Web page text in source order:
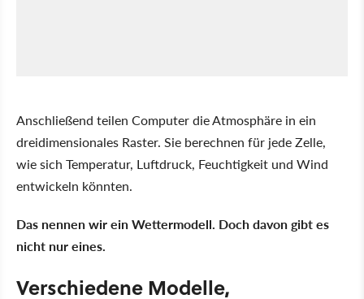
Anschließend teilen Computer die Atmosphäre in ein
dreidimensionales Raster. Sie berechnen für jede Zelle,
wie sich Temperatur, Luftdruck, Feuchtigkeit und Wind
entwickeln könnten.
Das nennen wir ein Wettermodell. Doch davon gibt es
nicht nur eines.
Verschiedene Modelle,